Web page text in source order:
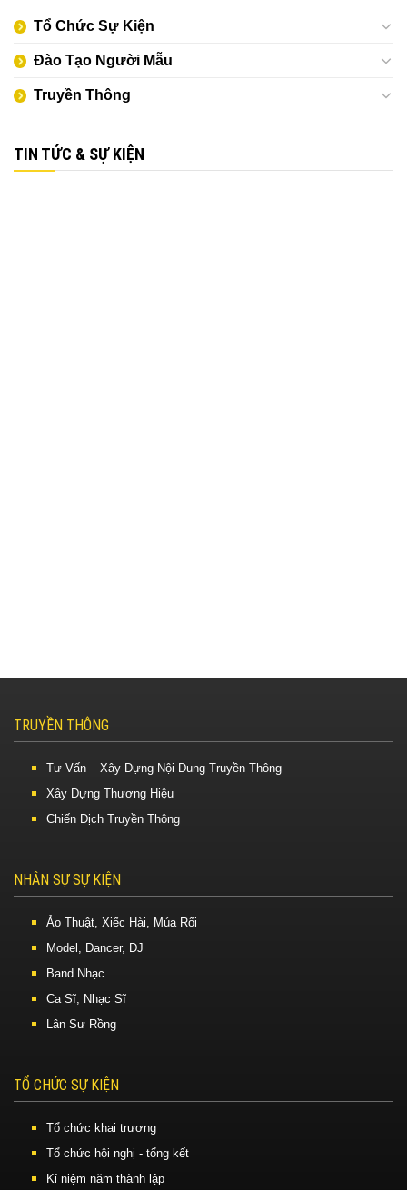
Tổ Chức Sự Kiện
Đào Tạo Người Mẫu
Truyền Thông
TIN TỨC & SỰ KIỆN
TRUYỀN THÔNG
Tư Vấn – Xây Dựng Nội Dung Truyền Thông
Xây Dựng Thương Hiệu
Chiến Dịch Truyền Thông
NHÂN SỰ SỰ KIỆN
Ảo Thuật, Xiếc Hài, Múa Rối
Model, Dancer, DJ
Band Nhạc
Ca Sĩ, Nhạc Sĩ
Lân Sư Rồng
TỔ CHỨC SỰ KIỆN
Tổ chức khai trương
Tổ chức hội nghị - tổng kết
Kỉ niệm năm thành lập